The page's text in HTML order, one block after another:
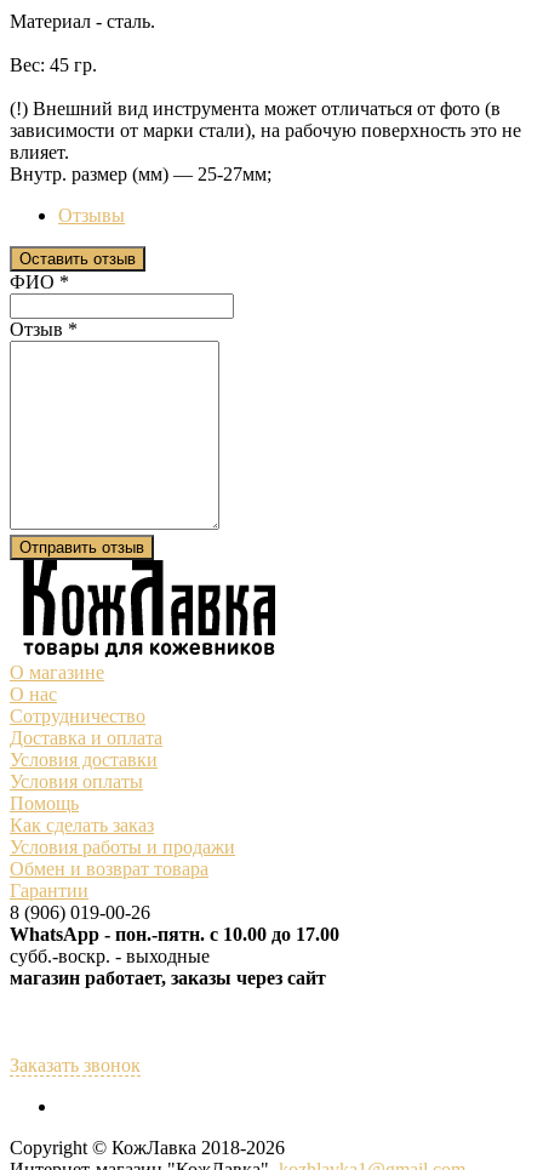
Материал - сталь.
Вес: 45 гр.
(!) Внешний вид инструмента может отличаться от фото (в
зависимости от марки стали), на рабочую поверхность это не
влияет.
Внутр. размер (мм) — 25-27мм;
Отзывы
Оставить отзыв
Ваш отзыв был отправлен!
ФИО *
Отзыв *
Отправить отзыв
О магазине
О нас
Сотрудничество
Доставка и оплата
Условия доставки
Условия оплаты
Помощь
Как сделать заказ
Условия работы и продажи
Обмен и возврат товара
Гарантии
8 (906) 019-00-26
WhatsApp - пон.-пятн. с 10.00 до 17.00
субб.-воскр. - выходные
магазин работает, заказы через сайт
Заказать звонок
Copyright © КожЛавка 2018-2026